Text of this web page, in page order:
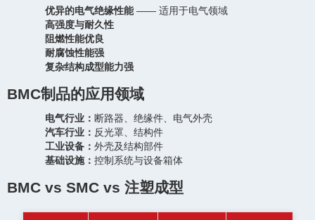
优异的电气绝缘性能—— 适用于电气领域
高强度与耐久性
阻燃性能优良
耐腐蚀性能强
复杂结构成型能力强
BMC制品的应用领域
电气行业： 断路器、绝缘件、电气外壳
汽车行业： 反光罩、结构件
工业设备： 外壳及结构部件
基础设施： 控制系统与设备箱体
BMC vs SMC vs 注塑成型